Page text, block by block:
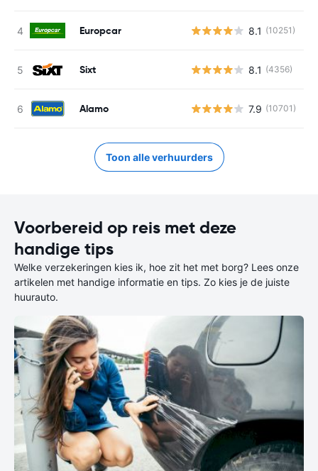
Europcar 8.1 (10251)
Sixt 8.1 (4356)
Alamo 7.9 (10701)
Toon alle verhuurders
Voorbereid op reis met deze
handige tips
Welke verzekeringen kies ik, hoe zit het met borg? Lees onze
artikelen met handige informatie en tips. Zo kies je de juiste
huurauto.